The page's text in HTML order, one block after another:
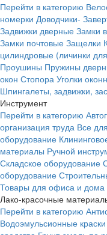
Перейти в категорию
номерки Доводчики-
Задвижки дверные Замки
Замки почтовые Защелки
цилиндровые (личинки
Проушины Пружины
окон Стопора Уголки
Шпингалеты, задвижки,
Инструмент
Перейти в категорию
организация труда Все
оборудование
материалы Ручной
Складское оборудование
оборудование
Товары для офиса и дома
Лако-красочные
Перейти в категорию
Водоэмульсионные